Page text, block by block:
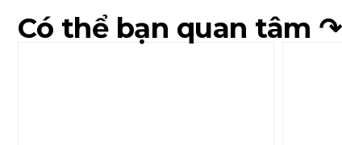
Có thể bạn quan tâm ↷